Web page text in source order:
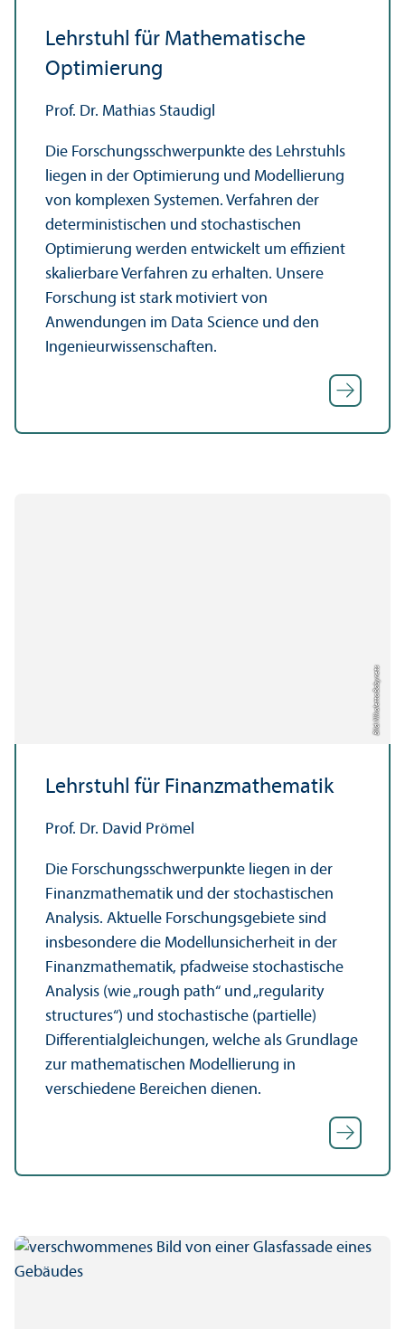
Lehr­stuhl für Mathematische
Optimierung
Prof. Dr. Mathias Staudigl
Die Forschungs­schwerpunkte des Lehr­stuhls
liegen in der Optimierung und Modellierung
von komplexen Systemen. Verfahren der
deterministischen und stochastischen
Optimierung werden entwickelt um effizient
skalierbare Verfahren zu erhalten. Unsere
Forschung ist stark motiviert von
Anwendungen im Data Science und den
Ingenieur­wissenschaften.
Bild: Nikoletta Babynets
Lehr­stuhl für Finanz­mathematik
Prof. Dr. David Prömel
Die Forschungs­schwerpunkte liegen in der
Finanz­mathematik und der stochastischen
Analysis. Aktuelle Forschungs­gebiete sind
insbesondere die Modellunsicherheit in der
Finanz­mathematik, pfadweise stochastische
Analysis (wie „rough path“ und „regularity
structures“) und stochastische (partielle)
Differentialgleich­ungen, welche als Grundlage
zur mathematischen Modellierung in
verschiedene Bereichen dienen.